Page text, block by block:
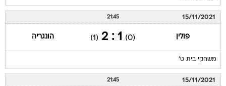
15/11/2021
21:45
פולין (0)
1 : 2
(1) הונגריה
משחקי בית ט'
15/11/2021
21:45